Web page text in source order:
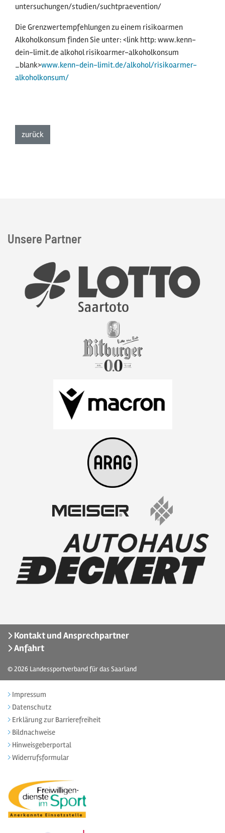
untersuchungen/studien/suchtpraevention/
Die Grenzwertempfehlungen zu einem risikoarmen
Alkoholkonsum finden Sie unter: <link http: www.kenn-
dein-limit.de alkohol risikoarmer-alkoholkonsum
_blank>www.kenn-dein-limit.de/alkohol/risikoarmer-
alkoholkonsum/
zurückzur Listenansicht
Unsere Partner
Kontakt und Ansprechpartner
Anfahrt
© 2026 Landessportverband für das Saarland
Impressum
Datenschutz
Erklärung zur Barrierefreiheit
Bildnachweise
Hinweisgeberportal
Widerrufsformular